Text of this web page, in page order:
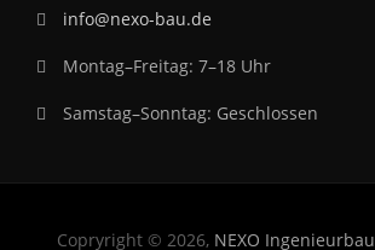
info@nexo-bau.de
Montag–Freitag: 7–18 Uhr
Samstag–Sonntag: Geschlossen
Copryright © 2026, NEXO Ingenieurbau